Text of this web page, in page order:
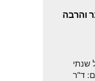
והרבה